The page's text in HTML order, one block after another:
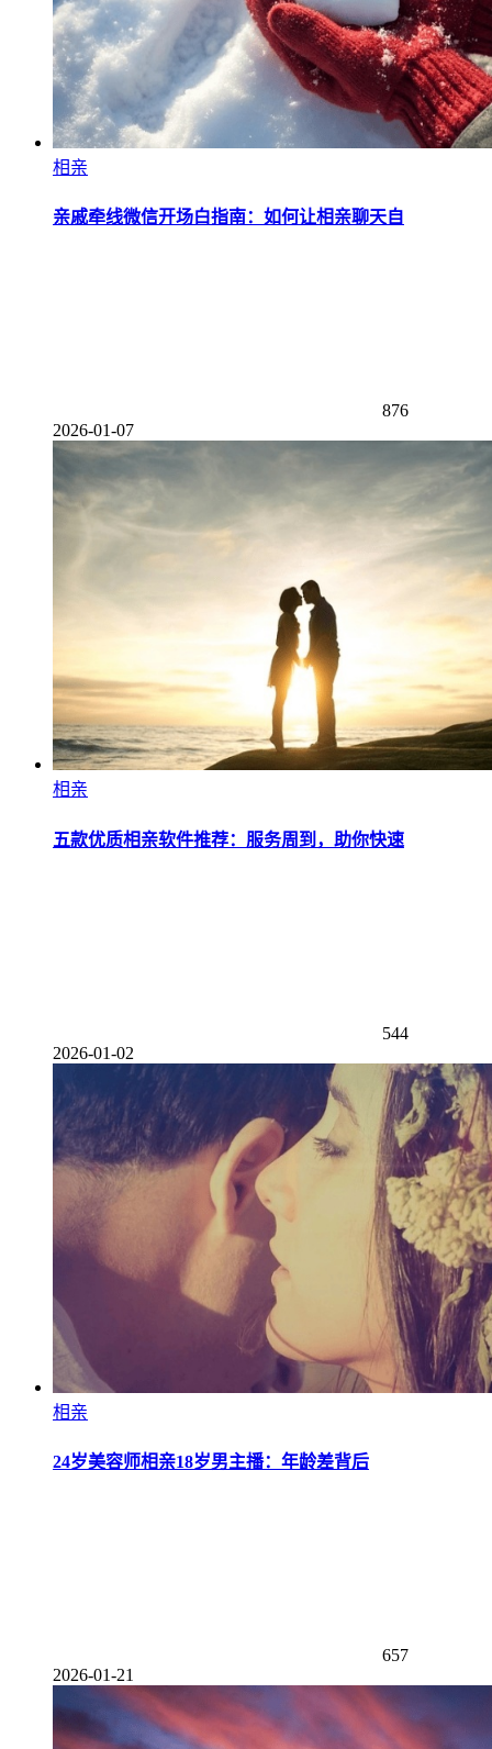
相亲
亲戚牵线微信开场白指南：如何让相亲聊天自
876
2026-01-07
相亲
五款优质相亲软件推荐：服务周到，助你快速
544
2026-01-02
相亲
24岁美容师相亲18岁男主播：年龄差背后
657
2026-01-21